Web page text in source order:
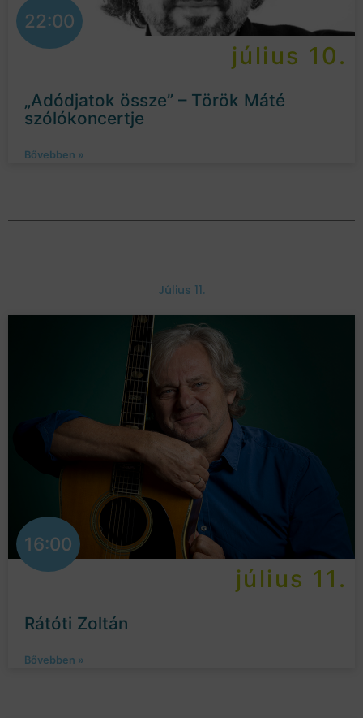
22:00
július 10.
„Adódjatok össze” – Török Máté
szólókoncertje
Bővebben »
Július 11.
16:00
július 11.
Rátóti Zoltán
Bővebben »